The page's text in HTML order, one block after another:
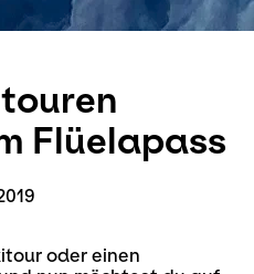
Flüelapass
oder einen